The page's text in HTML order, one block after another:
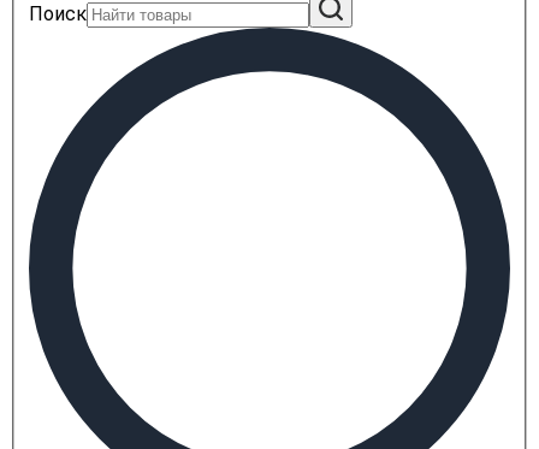
Поиск